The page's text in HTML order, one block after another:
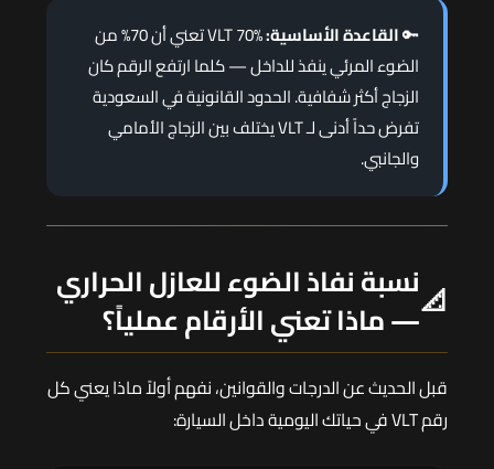
🔑القاعدة الأساسية:
VLT 70% تعني أن 70% من
الضوء المرئي ينفذ للداخل — كلما ارتفع الرقم كان
الزجاج أكثر شفافية. الحدود القانونية في السعودية
تفرض حداً أدنى لـ VLT يختلف بين الزجاج الأمامي
والجانبي.
📐نسبة نفاذ الضوء للعازل الحراري
— ماذا تعني الأرقام عملياً؟
قبل الحديث عن الدرجات والقوانين، نفهم أولاً ماذا يعني كل
رقم VLT في حياتك اليومية داخل السيارة: